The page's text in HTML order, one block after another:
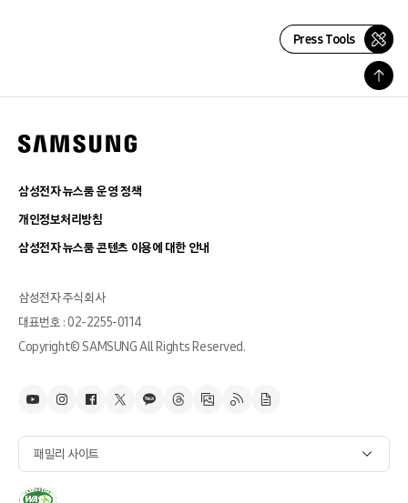
Press Tools
삼성전자 뉴스룸 운영 정책
개인정보처리방침
삼성전자 뉴스룸 콘텐츠 이용에 대한 안내
삼성전자 주식회사
대표번호 : 02-2255-0114
Copyright© SAMSUNG All Rights Reserved.
패밀리 사이트